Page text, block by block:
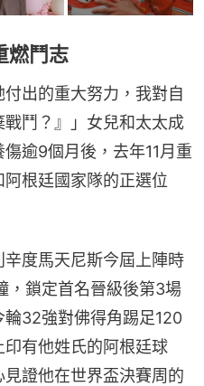
燃鬥志
付出的重大努力，我對自
鬥？』」女兒和太太成
逾9個月後，去年11月重
根廷國家隊的正選位
辛度馬天尼斯今屆上陣時
，鎖定首名晉級後第3場
32強對佛得角踢足120
有他姓氏的阿根廷球
證他在世界盃決賽周的